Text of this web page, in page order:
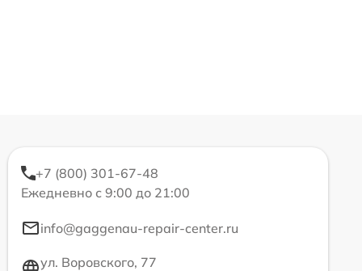
+7 (800) 301-67-48
Ежедневно с 9:00 до 21:00
info@gaggenau-repair-center.ru
ул. Воровского, 77